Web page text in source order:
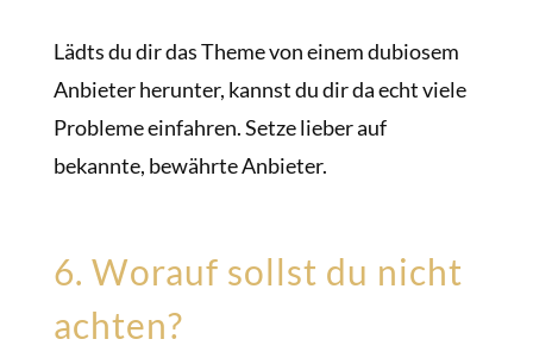
Lädts du dir das Theme von einem dubiosem
Anbieter herunter, kannst du dir da echt viele
Probleme einfahren. Setze lieber auf
bekannte, bewährte Anbieter.
6. Worauf sollst du nicht
achten?